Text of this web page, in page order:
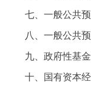
七、一般公共
八、一般公共
九、政府性基
十、国有资本